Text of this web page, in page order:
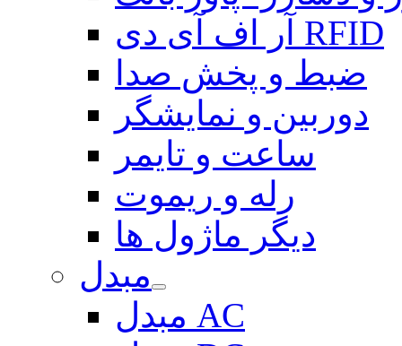
آر اف آی دی RFID
ضبط و پخش صدا
دوربین و نمایشگر
ساعت و تایمر
رله و ریموت
دیگر ماژول ها
مبدل
مبدل AC